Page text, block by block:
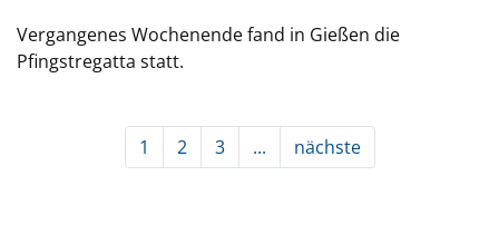
Vergangenes Wochenende fand in Gießen die
Pfingstregatta statt.
1 2 3 ... nächste